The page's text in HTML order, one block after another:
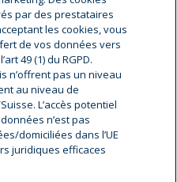
par des prestataires
les cookies, vous
de vos données vers
49 (1) du RGPD.
n’offrent pas un niveau
au niveau de
L’accès potentiel
n’est pas
domiciliées dans l’UE
juridiques efficaces